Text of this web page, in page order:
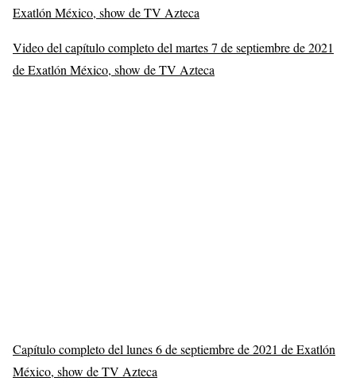
Exatlón México, show de TV Azteca
Video del capítulo completo del martes 7 de septiembre de 2021
de Exatlón México, show de TV Azteca
Capítulo completo del lunes 6 de septiembre de 2021 de Exatlón
México, show de TV Azteca